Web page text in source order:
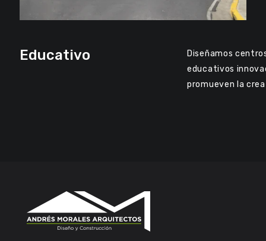
Educativo
Diseñamos
educativos
promueven la